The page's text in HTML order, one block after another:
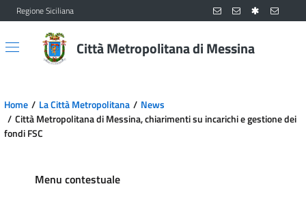
Vai al contenuto principale
Vai al menu principale
Regione Siciliana
Città Metropolitana di Messina
Home La Città Metropolitana
News
Città Metropolitana di Messina, chiarimenti su incarichi e gestione dei
fondi FSC
Menu contestuale